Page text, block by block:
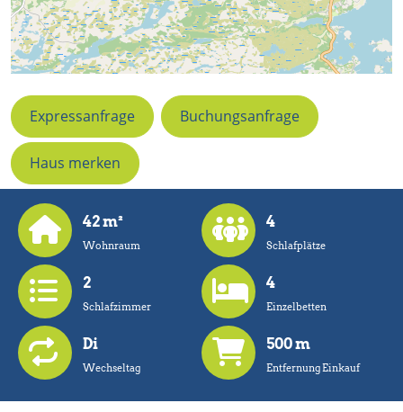
Expressanfrage Buchungsanfrage
Haus merken
42 m²
Wohnraum
4
Schlafplätze
2
Schlafzimmer
4
Einzelbetten
Di
Wechseltag
500 m
Entfernung Einkauf